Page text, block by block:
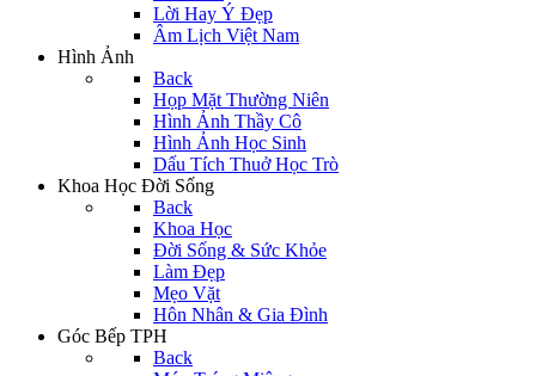
Lời Hay Ý Đẹp
Âm Lịch Việt Nam
Hình Ảnh
Back
Họp Mặt Thường Niên
Hình Ảnh Thầy Cô
Hình Ảnh Học Sinh
Dấu Tích Thuở Học Trò
Khoa Học Đời Sống
Back
Khoa Học
Đời Sống & Sức Khỏe
Làm Đẹp
Mẹo Vặt
Hôn Nhân & Gia Đình
Góc Bếp TPH
Back